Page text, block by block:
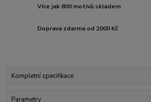
Více jak 800 motivů skladem
Doprava zdarma od 2000 Kč
Kompletní specifikace
Parametry